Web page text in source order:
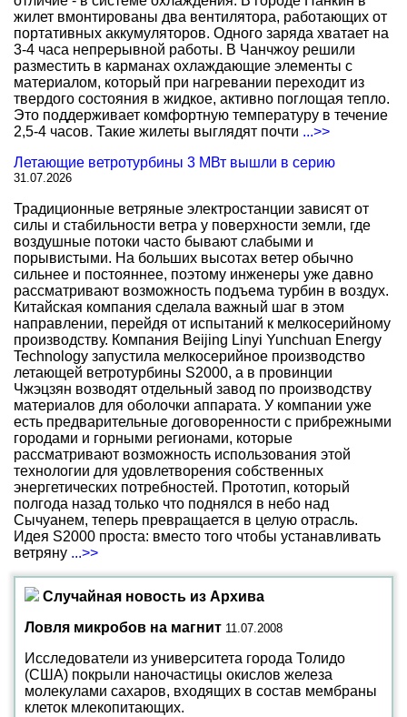
жилет вмонтированы два вентилятора, работающих от
портативных аккумуляторов. Одного заряда хватает на
3-4 часа непрерывной работы. В Чанчжоу решили
разместить в карманах охлаждающие элементы с
материалом, который при нагревании переходит из
твердого состояния в жидкое, активно поглощая тепло.
Это поддерживает комфортную температуру в течение
2,5-4 часов. Такие жилеты выглядят почти ...>>
Летающие ветротурбины 3 МВт вышли в серию
31.07.2026
Традиционные ветряные электростанции зависят от
силы и стабильности ветра у поверхности земли, где
воздушные потоки часто бывают слабыми и
порывистыми. На больших высотах ветер обычно
сильнее и постояннее, поэтому инженеры уже давно
рассматривают возможность подъема турбин в воздух.
Китайская компания сделала важный шаг в этом
направлении, перейдя от испытаний к мелкосерийному
производству. Компания Beijing Linyi Yunchuan Energy
Technology запустила мелкосерийное производство
летающей ветротурбины S2000, а в провинции
Чжэцзян возводят отдельный завод по производству
материалов для оболочки аппарата. У компании уже
есть предварительные договоренности с прибрежными
городами и горными регионами, которые
рассматривают возможность использования этой
технологии для удовлетворения собственных
энергетических потребностей. Прототип, который
полгода назад только что поднялся в небо над
Сычуанем, теперь превращается в целую отрасль.
Идея S2000 проста: вместо того чтобы устанавливать
ветряну ...>>
Случайная новость из Архива
Ловля микробов на магнит 11.07.2008
Исследователи из университета города Толидо
(США) покрыли наночастицы окислов железа
молекулами сахаров, входящих в состав мембраны
клеток млекопитающих.